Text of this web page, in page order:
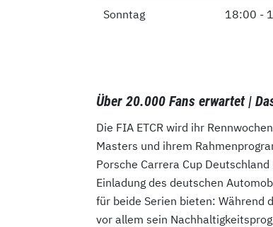
Sonntag 18:00 -
Sonntag
Über 20.000 Fans erwartet |
Die FIA ETCR wird ihr
Masters und ihrem
Porsche Carrera Cup
Einladung des deutschen
für beide Serien bieten: Während
vor allem sein